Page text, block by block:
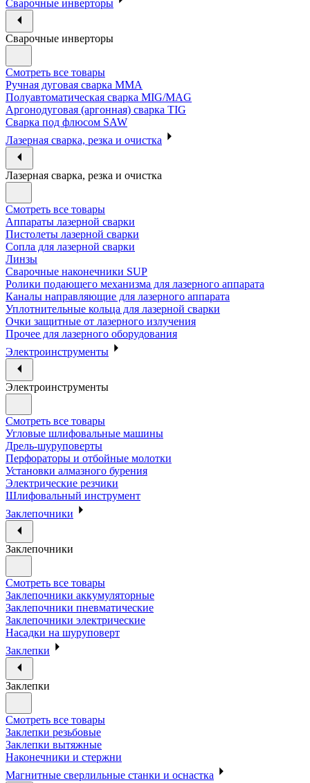
Сварочные инверторы
Сварочные инверторы
Смотреть все товары
Ручная дуговая сварка MMA
Полуавтоматическая сварка MIG/MAG
Аргонодуговая (аргонная) сварка TIG
Сварка под флюсом SAW
Лазерная сварка, резка и очистка
Лазерная сварка, резка и очистка
Смотреть все товары
Аппараты лазерной сварки
Пистолеты лазерной сварки
Сопла для лазерной сварки
Линзы
Сварочные наконечники SUP
Ролики подающего механизма для лазерного аппарата
Каналы направляющие для лазерного аппарата
Уплотнительные кольца для лазерной сварки
Очки защитные от лазерного излучения
Прочее для лазерного оборудования
Электроинструменты
Электроинструменты
Смотреть все товары
Угловые шлифовальные машины
Дрель-шуруповерты
Перфораторы и отбойные молотки
Установки алмазного бурения
Электрические резчики
Шлифовальный инструмент
Заклепочники
Заклепочники
Смотреть все товары
Заклепочники аккумуляторные
Заклепочники пневматические
Заклепочники электрические
Насадки на шуруповерт
Заклепки
Заклепки
Смотреть все товары
Заклепки резьбовые
Заклепки вытяжные
Наконечники и стержни
Магнитные сверлильные станки и оснастка